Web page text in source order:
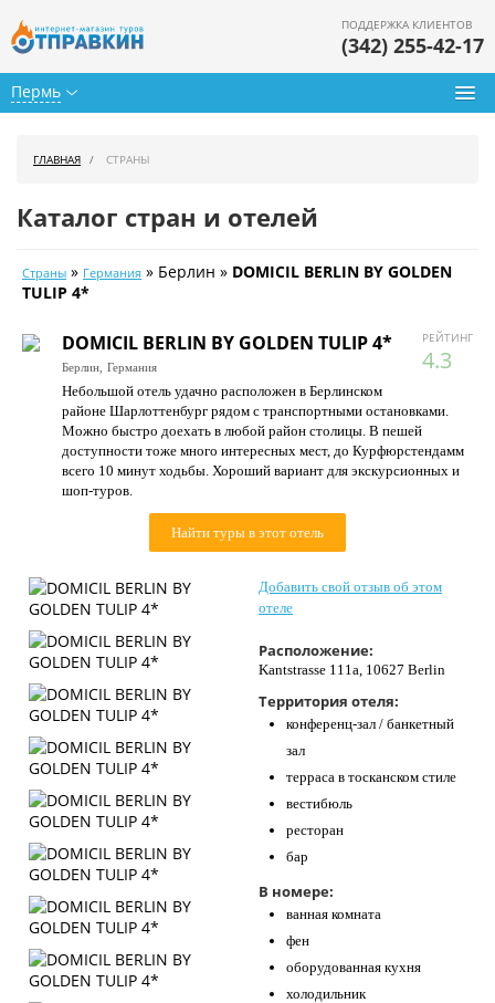
Пермь
ПОДДЕРЖКА КЛИЕНТОВ
(342) 255-42-17
Календарь туров
Цены дня
Страны
Как купить
О нас
ГЛАВНАЯ СТРАНЫ
Каталог стран и отелей
Страны » Германия » Берлин » DOMICIL BERLIN BY GOLDEN
TULIP 4*
РЕЙТИНГ
4.3
DOMICIL BERLIN BY GOLDEN TULIP 4*
Берлин, Германия
Небольшой отель удачно расположен в Берлинском
районе Шарлоттенбург рядом с транспортными остановками.
Можно быстро доехать в любой район столицы. В пешей
доступности тоже много интересных мест, до Курфюрстендамм
всего 10 минут ходьбы. Хороший вариант для экскурсионных и
шоп-туров.
Найти туры в этот отель
Добавить свой отзыв об этом
отеле
Расположение:
Kantstrasse 111a, 10627 Berlin
Территория отеля:
конференц-зал / банкетный
зал
терраса в тосканском стиле
вестибюль
ресторан
бар
В номере:
ванная комната
фен
оборудованная кухня
холодильник